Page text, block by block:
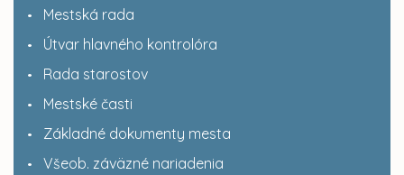
Mestská rada
Útvar hlavného kontrolóra
Rada starostov
Mestské časti
Základné dokumenty mesta
Všeob. záväzné nariadenia